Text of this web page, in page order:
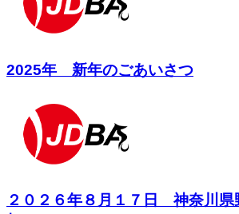
2025年 新年のごあいさつ
２０２６年８月１７日 神奈川県